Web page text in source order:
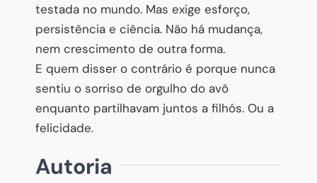
testada no mundo. Mas exige esforço,
persistência e ciência. Não há mudança,
nem crescimento de outra forma.
E quem disser o contrário é porque nunca
sentiu o sorriso de orgulho do avô
enquanto partilhavam juntos a filhós. Ou a
felicidade.
Autoria